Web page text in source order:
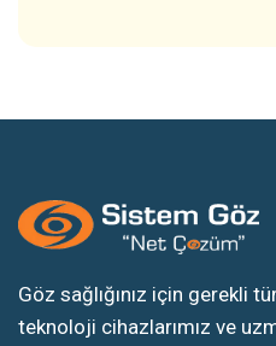
Göz sağlığınız için gerekli
teknoloji cihazlarımız ve